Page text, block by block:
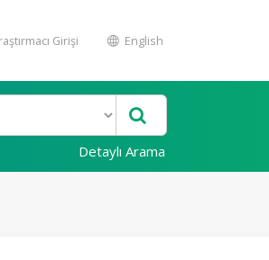
Girişi English
Detaylı Arama